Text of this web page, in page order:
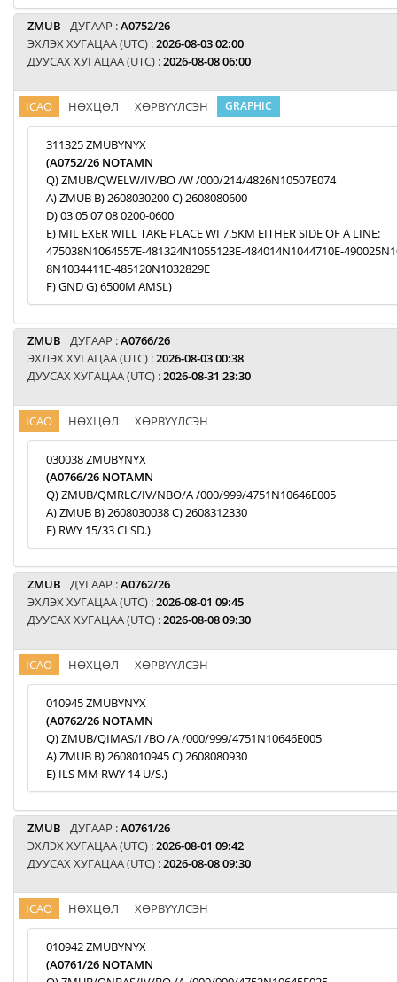
ZMUB ДУГААР :A0752/26
ЭХЛЭХ ХУГАЦАА (UTC) :2026-08-03 02:00
ДУУСАХ ХУГАЦАА (UTC) :2026-08-08 06:00
ICAO НӨХЦӨЛ ХӨРВҮҮЛСЭН GRAPHIC
311325 ZMUBYNYX
(A0752/26 NOTAMN
Q) ZMUB/QWELW/IV/BO /W /000/214/4826N10507E074
A) ZMUB B) 2608030200 C) 2608080600
D) 03 05 07 08 0200-0600
E) MIL EXER WILL TAKE PLACE WI 7.5KM EITHER SIDE OF A LINE:
475038N1064557E-481324N1055123E-484014N1044710E-
8N1034411E-485120N1032829E
F) GND G) 6500M AMSL)
ZMUB ДУГААР :A0766/26
ЭХЛЭХ ХУГАЦАА (UTC) :2026-08-03 00:38
ДУУСАХ ХУГАЦАА (UTC) :2026-08-31 23:30
ICAO НӨХЦӨЛ ХӨРВҮҮЛСЭН
030038 ZMUBYNYX
(A0766/26 NOTAMN
Q) ZMUB/QMRLC/IV/NBO/A /000/999/4751N10646E005
A) ZMUB B) 2608030038 C) 2608312330
E) RWY 15/33 CLSD.)
ZMUB ДУГААР :A0762/26
ЭХЛЭХ ХУГАЦАА (UTC) :2026-08-01 09:45
ДУУСАХ ХУГАЦАА (UTC) :2026-08-08 09:30
ICAO НӨХЦӨЛ ХӨРВҮҮЛСЭН
010945 ZMUBYNYX
(A0762/26 NOTAMN
Q) ZMUB/QIMAS/I /BO /A /000/999/4751N10646E005
A) ZMUB B) 2608010945 C) 2608080930
E) ILS MM RWY 14 U/S.)
ZMUB ДУГААР :A0761/26
ЭХЛЭХ ХУГАЦАА (UTC) :2026-08-01 09:42
ДУУСАХ ХУГАЦАА (UTC) :2026-08-08 09:30
ICAO НӨХЦӨЛ ХӨРВҮҮЛСЭН
010942 ZMUBYNYX
(A0761/26 NOTAMN